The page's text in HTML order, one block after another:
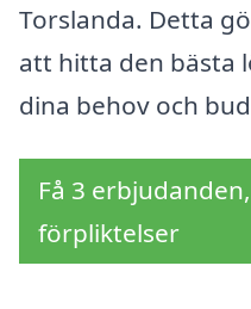
Torslanda. Detta
att hitta den bästa
dina behov och
Få 3
förpliktelser